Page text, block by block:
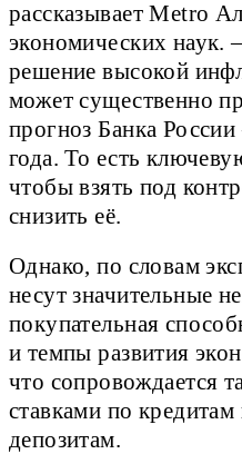
рассказывает Metro
экономических наук.
решение высокой
может существенно
прогноз Банка
года. То есть
чтобы взять под
снизить её.
Однако, по словам
несут значительные
покупательная
и темпы развития
что сопровождается
ставками по
депозитам.